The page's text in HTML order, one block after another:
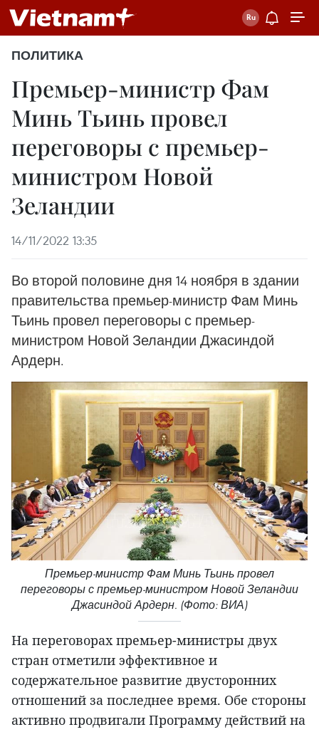
ПОЛИТИКА
Премьер-министр Фам
Минь Тьинь провел
переговоры с премьер-
министром Новой
Зеландии
14/11/2022 13:35
Во второй половине дня 14 ноября в здании
правительства премьер-министр Фам Минь
Тьинь провел переговоры с премьер-
министром Новой Зеландии Джасиндой
Ардерн.
Премьер-министр Фам Минь Тьинь провел
переговоры с премьер-министром Новой Зеландии
Джасиндой Ардерн. (Фото: ВИА)
На переговорах премьер-министры двух
стран отметили эффективное и
содержательное развитие двусторонних
отношений за последнее время. Обе стороны
активно продвигали Программу действий на